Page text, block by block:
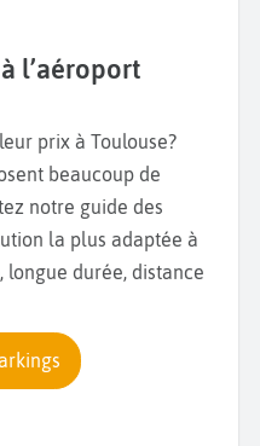
l’aéroport
prix à Toulouse?
beaucoup de
notre guide des
la plus adaptée à
longue durée, distance